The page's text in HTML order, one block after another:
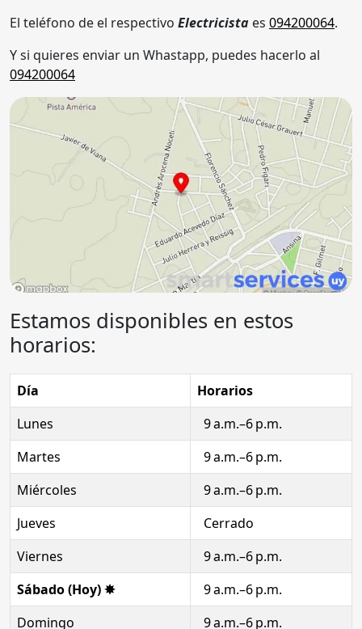
El teléfono de el respectivo Electricista es 094200064.
Y si quieres enviar un Whastapp, puedes hacerlo al
094200064
Estamos disponibles en estos
horarios:
Día
Horarios
Lunes
9 a.m.–6 p.m.
Martes
9 a.m.–6 p.m.
Miércoles
9 a.m.–6 p.m.
Jueves
Cerrado
Viernes
9 a.m.–6 p.m.
Sábado (Hoy) ✸
9 a.m.–6 p.m.
Domingo
9 a.m.–6 p.m.